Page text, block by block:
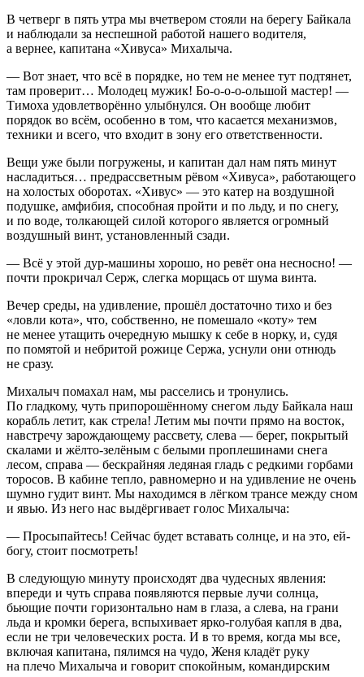
В четверг в пять утра мы вчетвером стояли на берегу Байкала
и наблюдали за неспешной работой нашего водителя,
а вернее, капитана «Хивуса» Михалыча.
— Вот знает, что всё в порядке, но тем не менее тут подтянет,
там проверит… Молодец мужик! Бо-о-о-о-ольшой мастер! —
Тимоха удовлетворённо улыбнулся. Он вообще любит
порядок во всём, особенно в том, что касается механизмов,
техники и всего, что входит в зону его ответственности.
Вещи уже были погружены, и капитан дал нам пять минут
насладиться… предрассветным рёвом «Хивуса», работающего
на холостых оборотах. «Хивус» — это катер на воздушной
подушке, амфибия, способная пройти и по льду, и по снегу,
и по воде, толкающей силой которого является огромный
воздушный винт, установленный сзади.
— Всё у этой дур-машины хорошо, но ревёт она несносно! —
почти прокричал Серж, слегка морщась от шума винта.
Вечер среды, на удивление, прошёл достаточно тихо и без
«ловли кота», что, собственно, не помешало «коту» тем
не менее утащить очередную мышку к себе в норку, и, судя
по помятой и небритой рожице Сержа, уснули они отнюдь
не сразу.
Михалыч помахал нам, мы расселись и тронулись.
По гладкому, чуть припорошённому снегом льду Байкала наш
корабль летит, как стрела! Летим мы почти прямо на восток,
навстречу зарождающему рассвету, слева — берег, покрытый
скалами и жёлто-зелёным с белыми проплешинами снега
лесом, справа — бескрайняя ледяная гладь с редкими горбами
торосов. В кабине тепло, равномерно и на удивление не очень
шумно гудит винт. Мы находимся в лёгком трансе между сном
и явью. Из него нас выдёргивает голос Михалыча:
— Просыпайтесь! Сейчас будет вставать солнце, и на это, ей-
богу, стоит посмотреть!
В следующую минуту происходят два чудесных явления:
впереди и чуть справа появляются первые лучи солнца,
бьющие почти горизонтально нам в глаза, а слева, на грани
льда и кромки берега, вспыхивает ярко-голубая капля в два,
если не три человеческих роста. И в то время, когда мы все,
включая капитана, пялимся на чудо, Женя кладёт руку
на плечо Михалыча и говорит спокойным, командирским